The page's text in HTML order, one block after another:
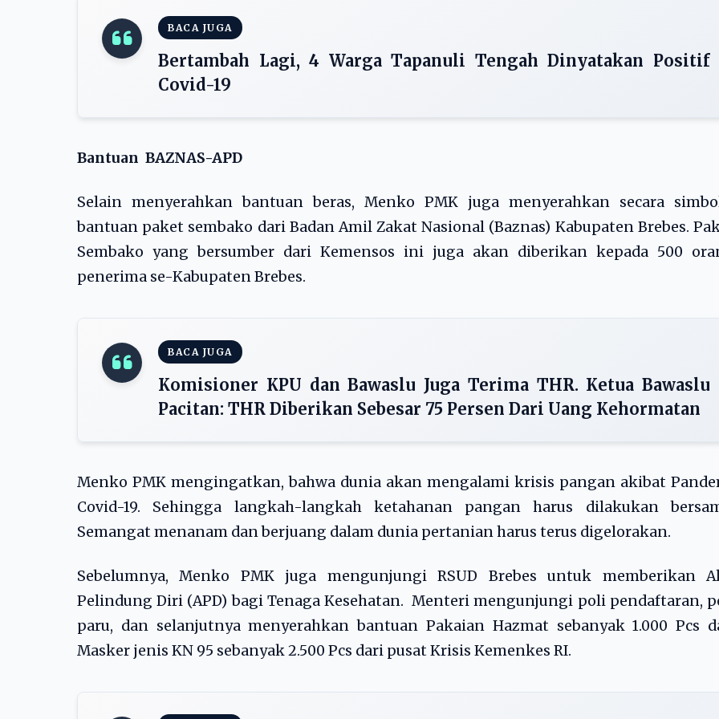
BACA JUGA
Bertambah Lagi, 4 Warga Tapanuli Tengah Dinyatakan Positif
Covid-19
Bantuan BAZNAS-APD
Selain menyerahkan bantuan beras, Menko PMK juga menyerahkan secara
bantuan paket sembako dari Badan Amil Zakat Nasional (Baznas) Kabupaten Brebes.
Sembako yang bersumber dari Kemensos ini juga akan diberikan kepada 500
penerima se-Kabupaten Brebes.
BACA JUGA
Komisioner KPU dan Bawaslu Juga Terima THR. Ketua Bawaslu
Pacitan: THR Diberikan Sebesar 75 Persen Dari Uang Kehormatan
Menko PMK mengingatkan, bahwa dunia akan mengalami krisis pangan akibat
Covid-19. Sehingga langkah-langkah ketahanan pangan harus dilakukan
Semangat menanam dan berjuang dalam dunia pertanian harus terus digelorakan.
Sebelumnya, Menko PMK juga mengunjungi RSUD Brebes untuk memberikan
Pelindung Diri (APD) bagi Tenaga Kesehatan. Menteri mengunjungi poli pendaftaran,
paru, dan selanjutnya menyerahkan bantuan Pakaian Hazmat sebanyak 1.000 Pcs
Masker jenis KN 95 sebanyak 2.500 Pcs dari pusat Krisis Kemenkes RI.